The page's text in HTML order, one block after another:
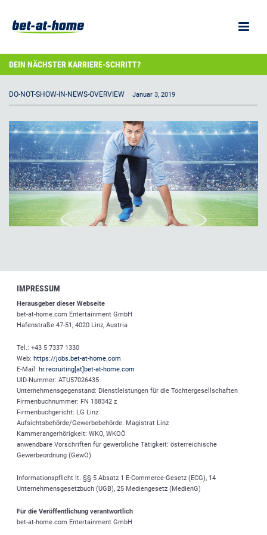
DEIN NÄCHSTER KARRIERE-SCHRITT?
DO-NOT-SHOW-IN-NEWS-OVERVIEW Januar 3, 2019
IMPRESSUM
Herausgeber dieser Webseite
bet-at-home.com Entertainment GmbH
Hafenstraße 47-51, 4020 Linz, Austria
Tel.: +43 5 7337 1330
Web:https://jobs.bet-at-home.com
E-Mail:hr.recruiting[at]bet-at-home.com
UID-Nummer: ATU57026435
Unternehmensgegenstand: Dienstleistungen für die Tochtergesellschaften
Firmenbuchnummer: FN 188342 z
Firmenbuchgericht: LG Linz
Aufsichtsbehörde/Gewerbebehörde: Magistrat Linz
Kammerangerhörigkeit: WKO, WKOÖ
anwendbare Vorschriften für gewerbliche Tätigkeit: österreichische
Gewerbeordnung (GewO)
Informationspflicht lt. §§ 5 Absatz 1 E-Commerce-Gesetz (ECG), 14
Unternehmensgesetzbuch (UGB), 25 Mediengesetz (MedienG)
Für die Veröffentlichung verantwortlich
bet-at-home.com Entertainment GmbH